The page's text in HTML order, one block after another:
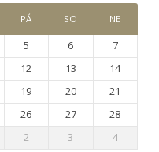
PÁ SO NE
5 6
7
12 13
14
19 20
21
26 27
28
2 3 4